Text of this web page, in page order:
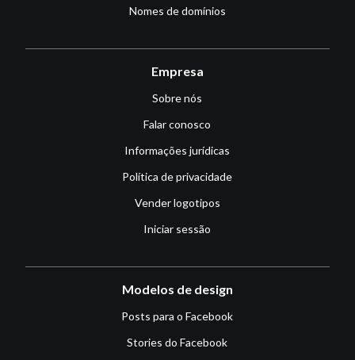
Nomes de domínios
Empresa
Sobre nós
Falar conosco
Informações jurídicas
Política de privacidade
Vender logotipos
Iniciar sessão
Modelos de design
Posts para o Facebook
Stories do Facebook